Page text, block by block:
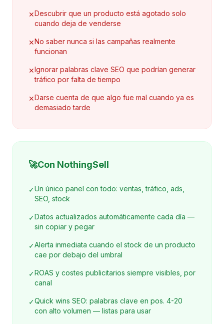
✕Descubrir que un producto está agotado solo
cuando deja de venderse
✕No saber nunca si las campañas realmente
funcionan
✕Ignorar palabras clave SEO que podrían generar
tráfico por falta de tiempo
✕Darse cuenta de que algo fue mal cuando ya es
demasiado tarde
🚀Con NothingSell
✓Un único panel con todo: ventas, tráfico, ads,
SEO, stock
✓Datos actualizados automáticamente cada día —
sin copiar y pegar
✓Alerta inmediata cuando el stock de un producto
cae por debajo del umbral
✓ROAS y costes publicitarios siempre visibles, por
canal
✓Quick wins SEO: palabras clave en pos. 4-20
con alto volumen — listas para usar